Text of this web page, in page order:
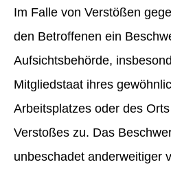
Im Falle von Verstößen
den Betroffenen ein
Aufsichtsbehörde,
Mitgliedstaat ihres
Arbeitsplatzes oder des
Verstoßes zu. Das
unbeschadet anderweitiger